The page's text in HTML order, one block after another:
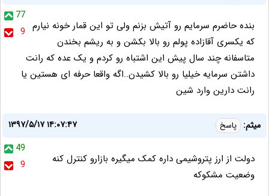
77
9 بنده حاضرم سرمایم رو آتیش بزنم ولی تو این قمار خونه نیارم
که یکسری آقازاده پولم رو بالا بکشن و به ریشم بخندن
متاسفانه چند سال پیش این اشتباه رو کردم و یک عده که رانت
داشتن سرمایه خیلیا رو بالا کشیدن..اگه واقعا حرفه ای هستین یا
رانت دارین وارد شین
میثم: پاسخ
۱۳۹۷/۵/۱۷ ۱۴:۰۷:۴۷
49
9
دولت از ارز پتروشیمی داره کمک میگیره بازارو کنترل کنه
وضعیت مشکوکه